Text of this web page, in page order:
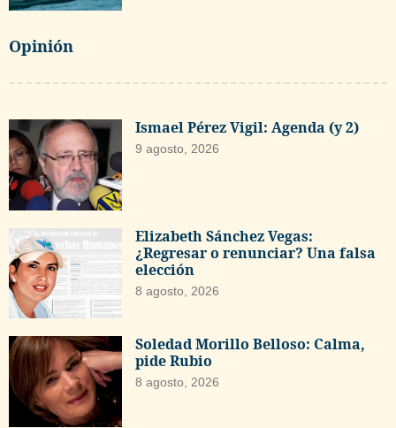
Opinión
Ismael Pérez Vigil: Agenda (y 2)
9 agosto, 2026
Elizabeth Sánchez Vegas:
¿Regresar o renunciar? Una falsa
elección
8 agosto, 2026
Soledad Morillo Belloso: Calma,
pide Rubio
8 agosto, 2026